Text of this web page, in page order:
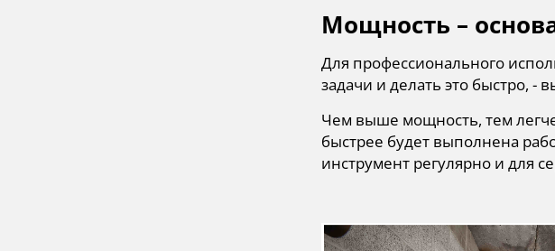
Мощность –
Для профессионального
задачи и делать это быстро, -
Чем выше мощность, тем
быстрее будет выполнена
инструмент регулярно и для